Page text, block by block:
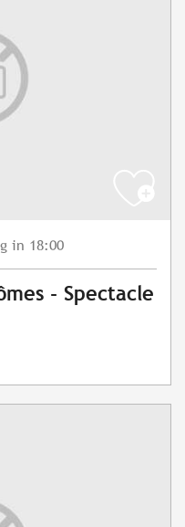
in 18:00
- Spectacle